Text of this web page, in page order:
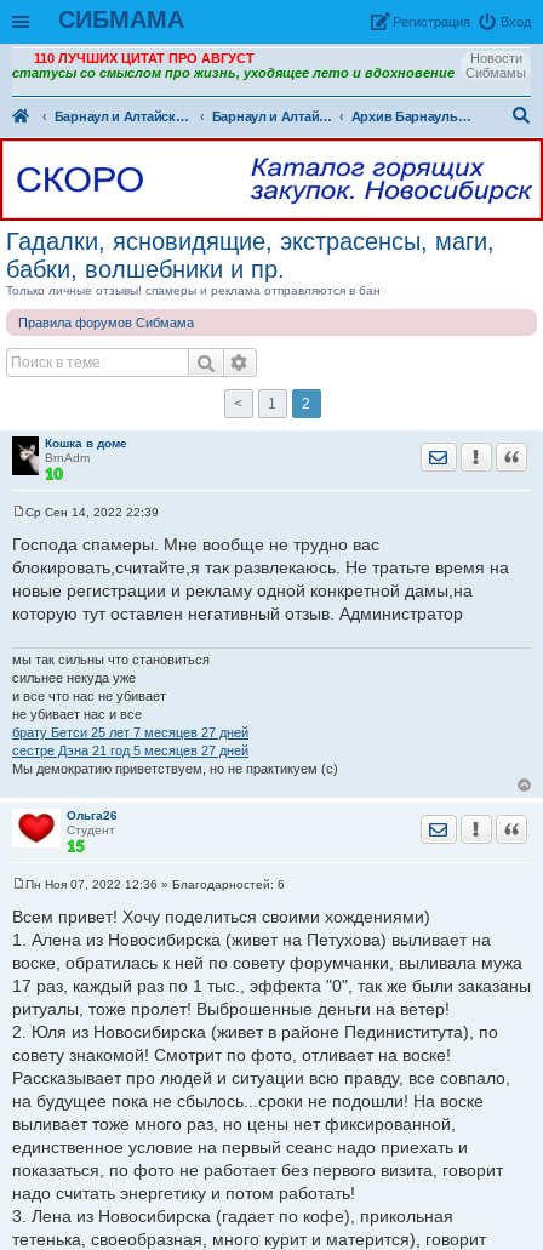
СИБМАМА Вход
Рeгиcтpaция
Новости
Сибмамы
110 ЛУЧШИХ ЦИТАТ ПРО АВГУСТ
статусы со смыслом про жизнь, уходящее лето и вдохновение
Барнаул и Алтайский край Барнаул и Алтайский край - разговоры обо всем
Архив Барнаульского раздела
ои
Гадалки, ясновидящие, экстрасенсы, маги,
бабки, волшебники и пр.
Только личные отзывы! спамеры и реклама отправляются в бан
Правила форумов Сибмама
< 1 2
Кошка в доме
BrnAdm
Отправить
о
б
е
н
Ср Сен 14, 2022 22:39
Господа спамеры. Мне вообще не трудно вас
блокировать,считайте,я так развлекаюсь. Не тратьте время на
новые регистрации и рекламу одной конкретной дамы,на
которую тут оставлен негативный отзыв. Администратор
мы так сильны что становиться
сильнее некуда уже
и все что нас не убивает
не убивает нас и все
брату Бетси 25 лет 7 месяцев 27 дней
сестре Дэна 21 год 5 месяцев 27 дней
Мы демократию приветствуем, но не практикуем (с)
Ольга26
Студент
Отправить
о
е
н
е
Пн Ноя 07, 2022 12:36 » Благодарностей: 6
Всем привет! Хочу поделиться своими хождениями)
1. Алена из Новосибирска (живет на Петухова) выливает на
воске, обратилась к ней по совету форумчанки, выливала мужа
17 раз, каждый раз по 1 тыс., эффекта "0", так же были заказаны
ритуалы, тоже пролет! Выброшенные деньги на ветер!
2. Юля из Новосибирска (живет в районе Пединиститута), по
совету знакомой! Смотрит по фото, отливает на воске!
Рассказывает про людей и ситуации всю правду, все совпало,
на будущее пока не сбылось...сроки не подошли! На воске
выливает тоже много раз, но цены нет фиксированной,
единственное условие на первый сеанс надо приехать и
показаться, по фото не работает без первого визита, говорит
надо считать энергетику и потом работать!
3. Лена из Новосибирска (гадает по кофе), прикольная
тетенька, своеобразная, много курит и матерится), говорит